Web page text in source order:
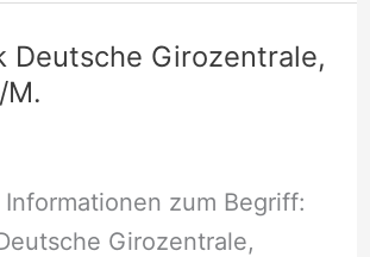
Deutsche Girozentrale,
zum Begriff:
Girozentrale,